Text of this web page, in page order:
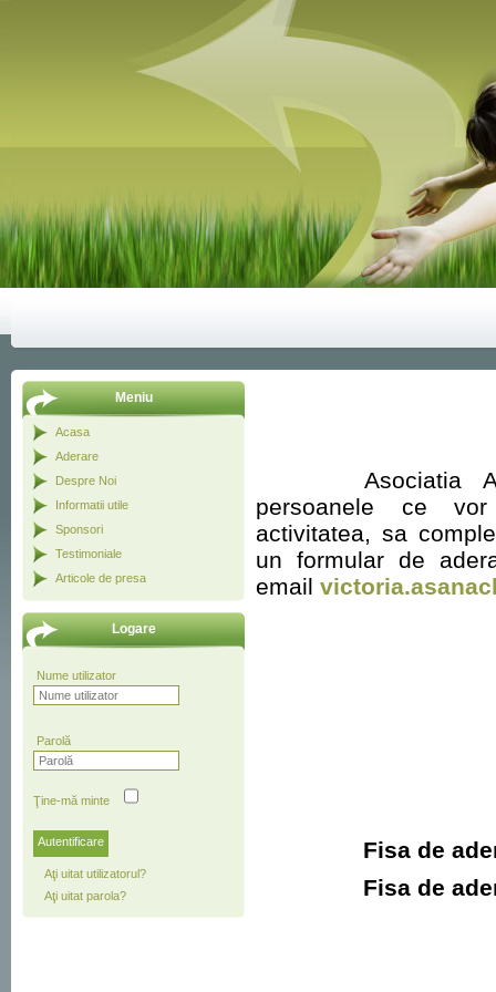
Meniu
Acasa
Aderare
Despre Noi
Informatii utile
Sponsori
Testimoniale
Articole de presa
Logare
Nume utilizator
Parolă
Ţine-mă minte
Autentificare
Aţi uitat utilizatorul?
Aţi uitat parola?
Asociatia
persoanele ce
activitatea, sa
un formular de
email
Fisa de
Fisa de